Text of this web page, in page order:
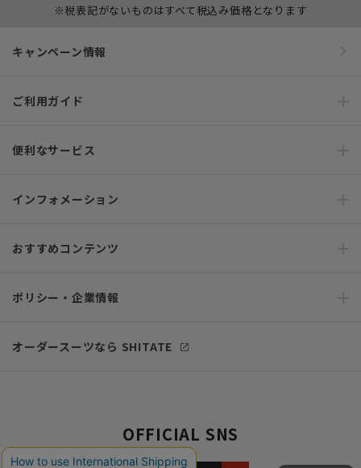
※税表記がないものはすべて税込み価格となります
キャンペーン情報
ご利用ガイド
便利なサービス
インフォメーション
おすすめコンテンツ
ポリシー・企業情報
オーダースーツなら SHITATE
OFFICIAL SNS